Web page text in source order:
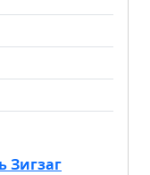
Зигзаг